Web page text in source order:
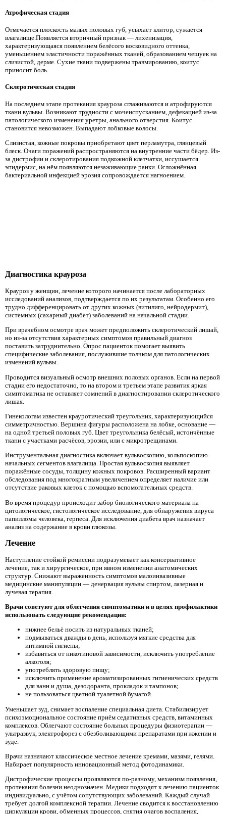
Атрофическая стадия
Отмечается плоскость малых половых губ, усыхает клитор, сужается
влагалище.Появляется вторичный признак — лихенизация,
характеризующаяся появлением белёсого восковидного оттенка,
уменьшением эластичности поражённых тканей, образованием чешуек на
слизистой, дерме. Сухие ткани подвержены травмированию, коитус
приносит боль.
Склеротическая стадия
На последнем этапе протекания крауроза сглаживаются и атрофируются
ткани вульвы. Возникают трудности с мочеиспусканием, дефекацией из-за
патологического изменения уретры, анального отверстия. Коитус
становится невозможен. Выпадают лобковые волосы.
Слизистая, кожные покровы приобретают цвет перламутра, глянцевый
блеск. Очаги поражений распространяются на внутренние части бёдер. Из-
за дистрофии и склеротирования подкожной клетчатки, иссушается
эпидермис, на нём появляются незаживающие ранки. Осложнённая
бактериальной инфекцией эрозия сопровождается нагноением.
Диагностика крауроза
Крауроз у женщин, лечение которого начинается после лабораторных
исследований анализов, подтверждается по их результатам. Особенно его
трудно дифференцировать от других кожных (витилиго, нейродермит),
системных (сахарный диабет) заболеваний на начальной стадии.
При врачебном осмотре врач может предположить склеротический лишай,
но из-за отсутствия характерных симптомов правильный диагноз
поставить затруднительно. Опрос пациенток помогает выявить
специфические заболевания, послужившие толчком для патологических
изменений вульвы.
Проводится визуальный осмотр внешних половых органов. Если на первой
стадии его недостаточно, то на втором и третьем этапе развития яркая
симптоматика не оставляет сомнений в диагностировании склеротического
лишая.
Гинекологам известен крауротический треугольник, характеризующийся
симметричностью. Вершина фигуры расположена на лобке, основание —
на одной третьей половых губ. Цвет треугольника белёсый, истончённые
ткани с участками расчёсов, эрозии, или с микротрещинами.
Инструментальная диагностика включает вульвоскопию, кольпоскопию
начальных сегментов влагалища. Простая вульвоскопия выявляет
поражённые сосуды, толщину кожных покровов. Расширенный вариант
обследования под многократным увеличением определяет наличие или
отсутствие раковых клеток с помощью вспомогательных средств.
Во время процедур происходит забор биологического материала на
цитологическое, гистологическое исследование, для обнаружения вируса
папилломы человека, герпеса. Для исключения диабета врач назначает
анализ на содержание в крови глюкозы.
Лечение
Наступление стойкой ремиссии подразумевает как консервативное
лечение, так и хирургическое, при явном изменении анатомических
структур. Снижают выраженность симптомов малоинвазивные
медицинские манипуляции — денервация вульвы спиртом, лазерная и
лучевая терапия.
Врачи советуют для облегчения симптоматики и в целях профилактики
использовать следующие рекомендации:
нижнее бельё носить из натуральных тканей;
подмываться дважды в день, используя мягкие средства для
интимной гигиены;
избавиться от никотиновой зависимости, исключить употребление
алкоголя;
употреблять здоровую пищу;
исключить применение ароматизированных гигиенических средств
для ванн и душа, дезодоранта, прокладок и тампонов;
не пользоваться цветной туалетной бумагой.
Уменьшает зуд, снимает воспаление специальная диета. Стабилизирует
психоэмоциональное состояние приём седативных средств, витаминных
комплексов. Облегчают состояние больных процедуры физиотерапии —
ультразвук, электрофорез с обезболивающими препаратами при жжении и
зуде.
Врачи назначают классическое местное лечение кремами, мазями, гелями.
Набирает популярность инновационный метод фотодинамики.
Дистрофические процессы проявляются по-разному, механизм появления,
протекания болезни неоднозначен. Медики подходят к лечению пациенток
индивидуально, с учётом сопутствующих заболеваний. Каждый случай
требует долгой комплексной терапии. Лечение сводится к восстановлению
циркуляции крови, обменных процессов, снятия очагов воспаления,